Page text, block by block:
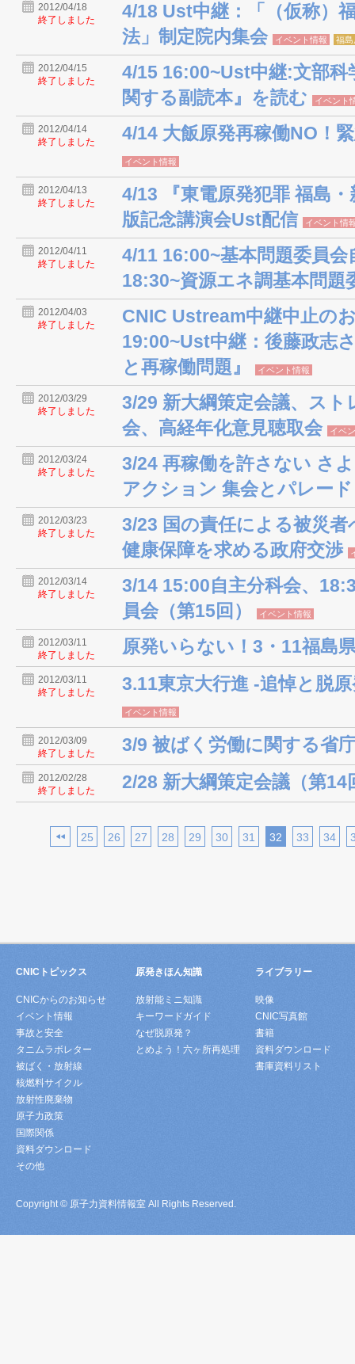
2012/04/18
終了しました
4/18 Ust中継：「（仮称）
法」制定院内集会
イベント情報 福島
2012/04/15
終了しました
4/15 16:00~Ust中継:文部科
関する副読本』を読む
イベント
2012/04/14
終了しました
4/14 大飯原発再稼働NO！
イベント情報
2012/04/13
終了しました
4/13 『東電原発犯罪 福島
版記念講演会Ust配信
イベント情
2012/04/11
終了しました
4/11 16:00~基本問題委員会
18:30~資源エネ調基本問題
2012/04/03
終了しました
CNIC Ustream中継中止の
19:00~Ust中継：後藤政志
と再稼働問題』
イベント情報
2012/03/29
終了しました
3/29 新大綱策定会議、ス
会、高経年化意見聴取会
イベ
2012/03/24
終了しました
3/24 再稼働を許さない さ
アクション 集会とパレード
2012/03/23
終了しました
3/23 国の責任による被災者
健康保障を求める政府交渉
2012/03/14
終了しました
3/14 15:00自主分科会、
員会（第15回）
イベント情報
2012/03/11
終了しました
原発いらない！3・11福島
2012/03/11
終了しました
3.11東京大行進 -追悼と脱
イベント情報
2012/03/09
終了しました
3/9 被ばく労働に関する省
2012/02/28
終了しました
2/28 新大綱策定会議（第14
25 26 27 28 29 30 31 32 33 34
CNICトピックス
CNICからのお知らせ
イベント情報
事故と安全
タニムラボレター
被ばく・放射線
核燃料サイクル
放射性廃棄物
原子力政策
国際関係
資料ダウンロード
その他
原発きほん知識
放射能ミニ知識
キーワードガイド
なぜ脱原発？
とめよう！六ヶ所再処理
ライブラリー
映像
CNIC写真館
書籍
資料ダウンロード
書庫資料リスト
Copyright © 原子力資料情報室 All Rights Reserved.